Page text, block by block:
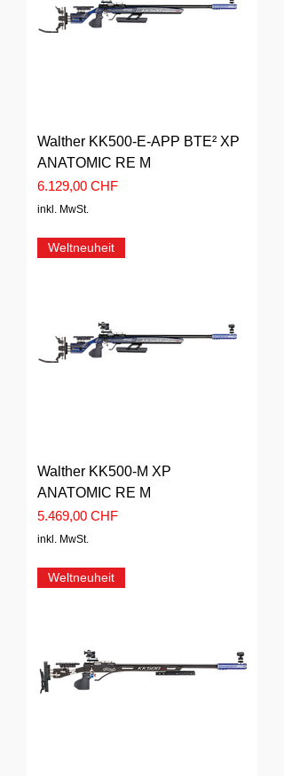
Walther KK500-E-APP BTE² XP
ANATOMIC RE M
Preis
6.129,00 CHF
inkl. MwSt.
Weltneuheit
Walther KK500-M XP
ANATOMIC RE M
Preis
5.469,00 CHF
inkl. MwSt.
Weltneuheit